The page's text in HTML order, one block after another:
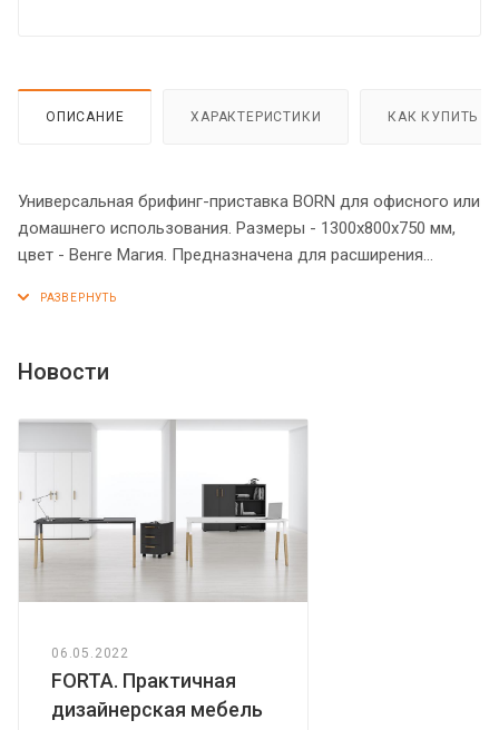
ОПИСАНИЕ ХАРАКТЕРИСТИКИ КАК КУПИТЬ
Универсальная брифинг-приставка BORN для офисного или
домашнего использования. Размеры - 1300х800х750 мм,
цвет - Венге Магия. Предназначена для расширения
долговечную металлическую опору. Солидной толщины
основных элементов надежно защищены кромкой ПВХ – 2
Новости
06.05.2022
FORTA. Практичная
дизайнерская мебель